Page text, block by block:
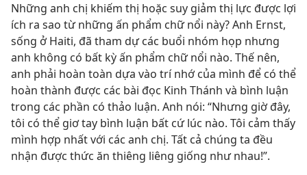
Những anh chị khiếm thị hoặc suy giảm thị lực được lợi
ích ra sao từ những ấn phẩm chữ nổi này? Anh Ernst,
sống ở Haiti, đã tham dự các buổi nhóm họp nhưng
anh không có bất kỳ ấn phẩm chữ nổi nào. Thế nên,
anh phải hoàn toàn dựa vào trí nhớ của mình để có thể
hoàn thành được các bài đọc Kinh Thánh và bình luận
trong các phần có thảo luận. Anh nói: “Nhưng giờ đây,
tôi có thể giơ tay bình luận bất cứ lúc nào. Tôi cảm thấy
mình hợp nhất với các anh chị. Tất cả chúng ta đều
nhận được thức ăn thiêng liêng giống như nhau!”.